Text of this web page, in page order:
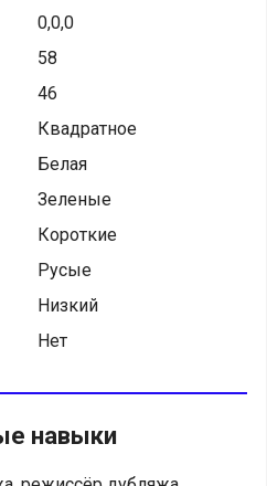
0,0,0
58
46
Квадратное
Белая
Зеленые
Короткие
Русые
Низкий
Нет
навыки